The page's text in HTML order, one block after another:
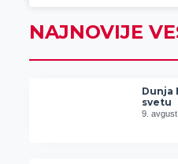
NAJNOVIJE
Dunja
svetu
9.